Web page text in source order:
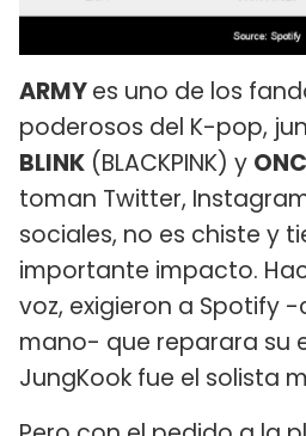
ARMYes uno de los
poderosos del K-pop,
BLINK (BLACKPINK) y
toman Twitter,
sociales, no es chiste y
importante impacto.
voz, exigieron a Spotify
mano- que reparara su
JungKook fue el solista